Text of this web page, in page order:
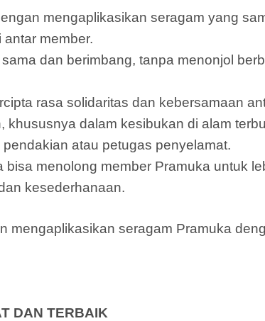
mengaplikasikan seragam yang
member.
dan berimbang, tanpa menonjol
rasa solidaritas dan kebersamaan
dalam kesibukan di alam
atau petugas penyelamat.
menolong member Pramuka untuk
kesederhanaan.
mengaplikasikan seragam Pramuka
DAN TERBAIK